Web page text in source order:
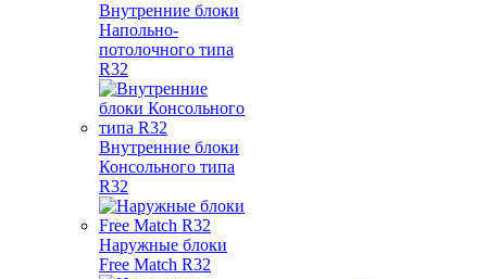
Внутренние блоки
Напольно-
потолочного типа
R32
Внутренние блоки
Консольного типа
R32
Наружные блоки
Free Match R32